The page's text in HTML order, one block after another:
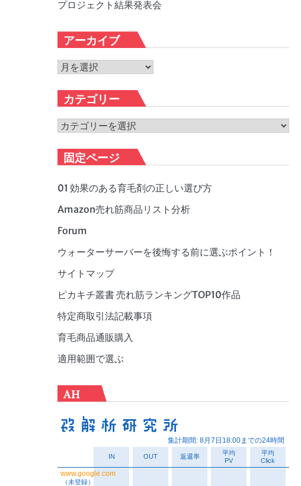
プロジェクト結果発表会
アーカイブ
ア
カ
イ
ブ
カテゴリー
カ
ゴ
リ
ー
固定ページ
01 効果のある育毛剤の正しい選び方
Amazon売れ筋商品リスト分析
Forum
ウォーターサーバーを後悔する前に選ぶポイント！
サイトマップ
ピカキチ叢書 売れ筋ランキングTOP10作品
特定商取引法記載事項
育毛商品通販購入
適用範囲で選ぶ
AH